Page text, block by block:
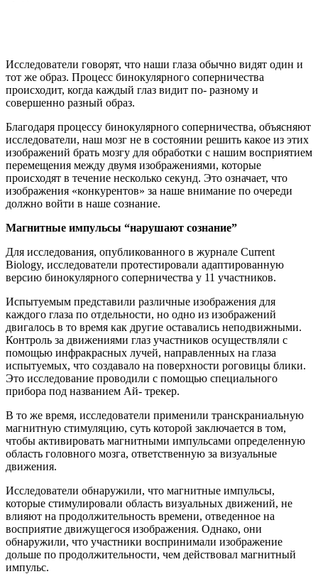
Исследователи говорят, что наши глаза обычно видят один и
тот же образ. Процесс бинокулярного соперничества
происходит, когда каждый глаз видит по- разному и
совершенно разный образ.
Благодаря процессу бинокулярного соперничества, объясняют
исследователи, наш мозг не в состоянии решить какое из этих
изображений брать мозгу для обработки с нашим восприятием
перемещения между двумя изображениями, которые
происходят в течение несколько секунд. Это означает, что
изображения «конкурентов» за наше внимание по очереди
должно войти в наше сознание.
Магнитные импульсы “нарушают сознание”
Для исследования, опубликованного в журнале Current
Biology, исследователи протестировали адаптированную
версию бинокулярного соперничества у 11 участников.
Испытуемым представили различные изображения для
каждого глаза по отдельности, но одно из изображений
двигалось в то время как другие оставались неподвижными.
Контроль за движениями глаз участников осуществляли с
помощью инфракрасных лучей, направленных на глаза
испытуемых, что создавало на поверхности роговицы блики.
Это исследование проводили с помощью специального
прибора под названием Ай- трекер.
В то же время, исследователи применили транскраниальную
магнитную стимуляцию, суть которой заключается в том,
чтобы активировать магнитными импульсами определенную
область головного мозга, ответственную за визуальные
движения.
Исследователи обнаружили, что магнитные импульсы,
которые стимулировали область визуальных движений, не
влияют на продолжительность времени, отведенное на
восприятие движущегося изображения. Однако, они
обнаружили, что участники воспринимали изображение
дольше по продолжительности, чем действовал магнитный
импульс.